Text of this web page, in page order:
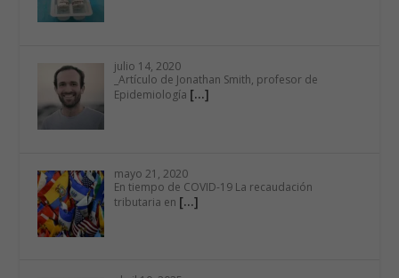
julio 14, 2020
_Artículo de Jonathan Smith, profesor de
Epidemiología […]
mayo 21, 2020
En tiempo de COVID-19 La recaudación
tributaria en […]